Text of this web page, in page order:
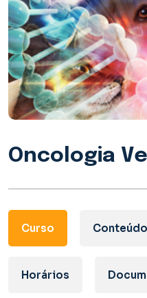
Oncologia
Curso
Horários